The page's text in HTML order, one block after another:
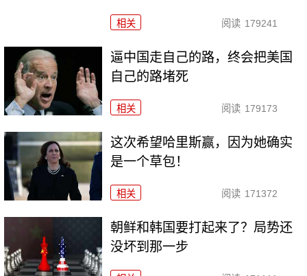
相关 阅读 179241
逼中国走自己的路，终会把美国
自己的路堵死
相关 阅读 179173
这次希望哈里斯赢，因为她确实
是一个草包！
相关 阅读 171372
朝鲜和韩国要打起来了？局势还
没坏到那一步